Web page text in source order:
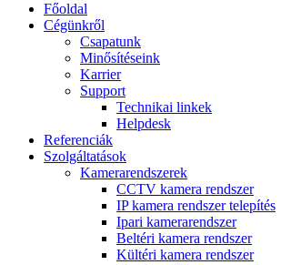
Főoldal
Cégünkről
Csapatunk
Minősítéseink
Karrier
Support
Technikai linkek
Helpdesk
Referenciák
Szolgáltatások
Kamerarendszerek
CCTV kamera rendszer
IP kamera rendszer telepítés
Ipari kamerarendszer
Beltéri kamera rendszer
Kültéri kamera rendszer